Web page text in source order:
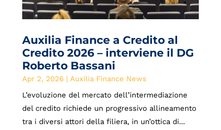
Auxilia Finance a Credito al
Credito 2026 – interviene il DG
Roberto Bassani
Apr 2, 2026| Auxilia Finance News
L’evoluzione del mercato dell’intermediazione
del credito richiede un progressivo allineamento
tra i diversi attori della filiera, in un’ottica di...